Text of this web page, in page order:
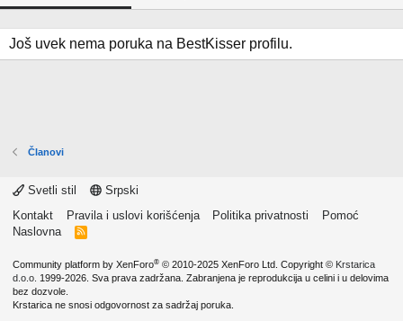
Još uvek nema poruka na BestKisser profilu.
Članovi
Svetli stil
Srpski
Kontakt
Pravila i uslovi korišćenja Politika privatnosti
Pomoć
Naslovna
R
Community platform by XenForo® © 2010-2025 XenForo Ltd. Copyright © Krstarica
d.o.o. 1999-2026. Sva prava zadržana. Zabranjena je reprodukcija u celini i u delovima
bez dozvole.
Krstarica ne snosi odgovornost za sadržaj poruka.